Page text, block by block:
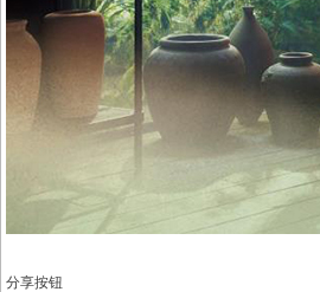
分享按钮